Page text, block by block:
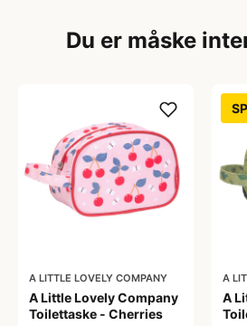
Du er måske
A LITTLE LOVELY COMPANY
A Little Lovely Company
Toilettaske - Cherries
A
A